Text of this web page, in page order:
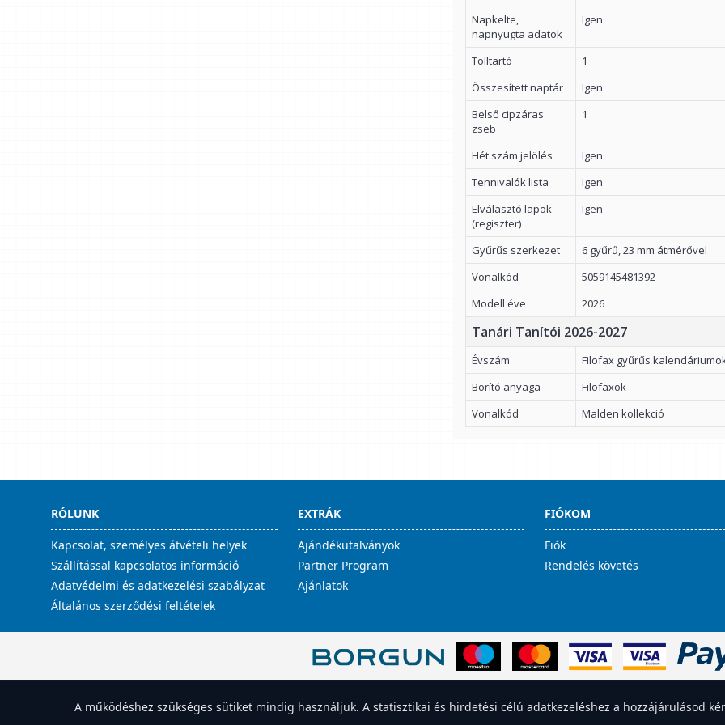
Napkelte,
napnyugta adatok
Igen
Tolltartó
1
Összesített naptár
Igen
Belső cipzáras
zseb
1
Hét szám jelölés
Igen
Tennivalók lista
Igen
Elválasztó lapok
(regiszter)
Igen
Gyűrűs szerkezet
6 gyűrű, 23 mm átmérővel
Vonalkód
5059145481392
Modell éve
2026
Tanári Tanítói 2026-2027
Évszám
Filofax gyűrűs
Borító anyaga
Filofaxok
Vonalkód
Malden kollekció
RÓLUNK
Kapcsolat, személyes átvételi helyek
Szállítással kapcsolatos információ
Adatvédelmi és adatkezelési szabályzat
Általános szerződési feltételek
EXTRÁK
Ajándékutalványok
Partner Program
Ajánlatok
FIÓKOM
Fiók
Rendelés követés
Süti-beállítások megnyitása
A működéshez szükséges sütiket mindig használjuk. A statisztikai és hirdetési célú adatkezeléshez a hozzájárulásod